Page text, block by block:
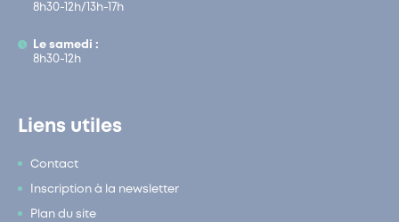
8h30-12h/13h-17h
Le samedi :
8h30-12h
Liens utiles
Contact
Inscription à la newsletter
Plan du site